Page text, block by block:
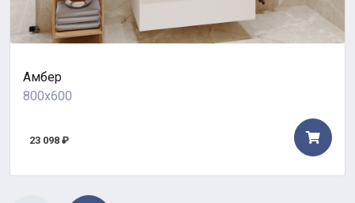
Амбер
800x600
23 098 ₽